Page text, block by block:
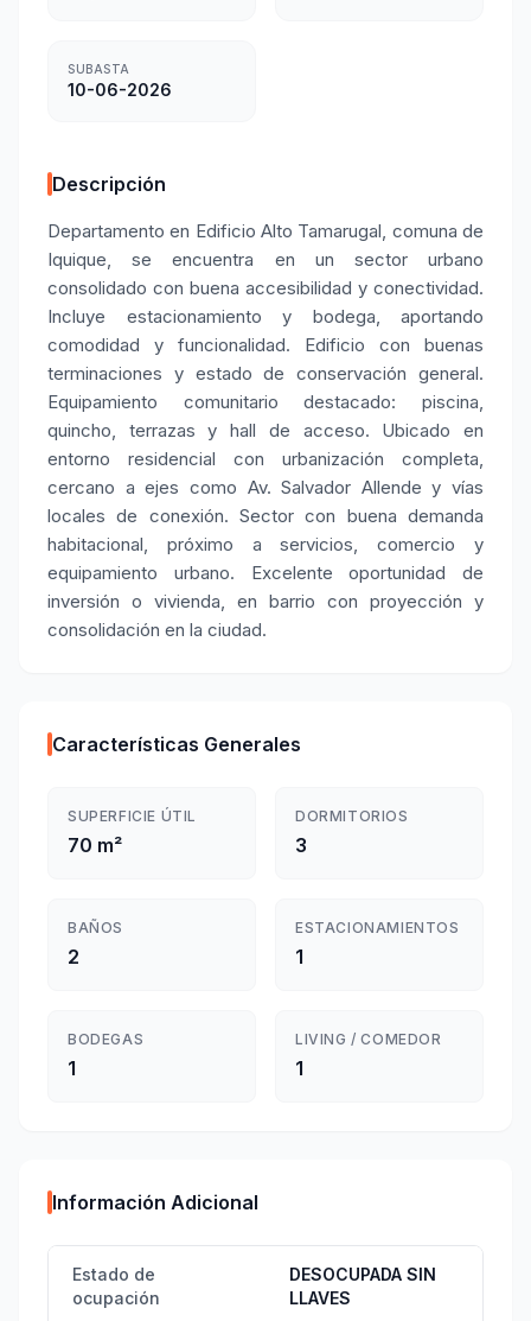
SUBASTA
10-06-2026
Descripción
Departamento en Edificio Alto Tamarugal, comuna de
Iquique, se encuentra en un sector urbano
consolidado con buena accesibilidad y conectividad.
Incluye estacionamiento y bodega, aportando
comodidad y funcionalidad. Edificio con buenas
terminaciones y estado de conservación general.
Equipamiento comunitario destacado: piscina,
quincho, terrazas y hall de acceso. Ubicado en
entorno residencial con urbanización completa,
cercano a ejes como Av. Salvador Allende y vías
locales de conexión. Sector con buena demanda
habitacional, próximo a servicios, comercio y
equipamiento urbano. Excelente oportunidad de
inversión o vivienda, en barrio con proyección y
consolidación en la ciudad.
Características Generales
SUPERFICIE ÚTIL
70 m²
DORMITORIOS
3
BAÑOS
2
ESTACIONAMIENTOS
1
BODEGAS
1
LIVING / COMEDOR
1
Información Adicional
Estado de
ocupación
DESOCUPADA SIN
LLAVES